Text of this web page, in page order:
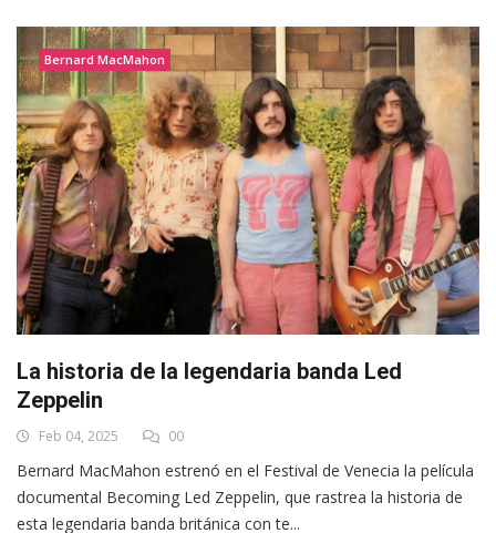
Bernard MacMahon
La historia de la legendaria banda Led
Zeppelin
Feb 04, 2025 00
Bernard MacMahon estrenó en el Festival de Venecia la película
documental Becoming Led Zeppelin, que rastrea la historia de
esta legendaria banda británica con te...